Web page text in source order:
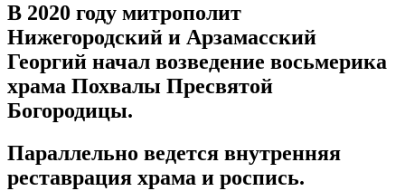
В 2020 году митрополит
Нижегородский и Арзамасский
Георгий начал возведение восьмерика
храма Похвалы Пресвятой
Богородицы.
Параллельно ведется внутренняя
реставрация храма и роспись.